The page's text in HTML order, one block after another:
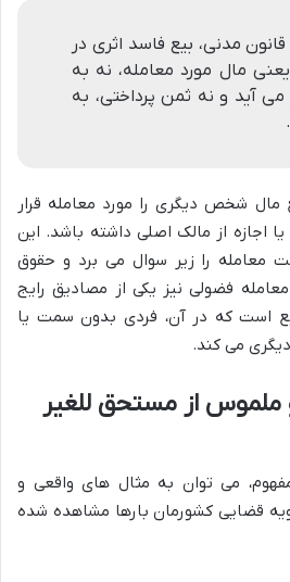
مطابق ماده ۳۶۵ قانون مدنی، بیع فاسد اثری در
مال مورد معامله، نه به
می آید و نه ثمن پرداختی، به
مال شخص دیگری را مورد معامله قرار
اجازه از مالک اصلی داشته باشد. این
معامله را زیر سوال می برد و حقوق
فضولی نیز یکی از مصادیق رایج
است که در آن، فردی بدون سمت یا
می کند.
از مستحق للغیر
می توان به مثال های واقعی و
قضایی کشورمان بارها مشاهده شده